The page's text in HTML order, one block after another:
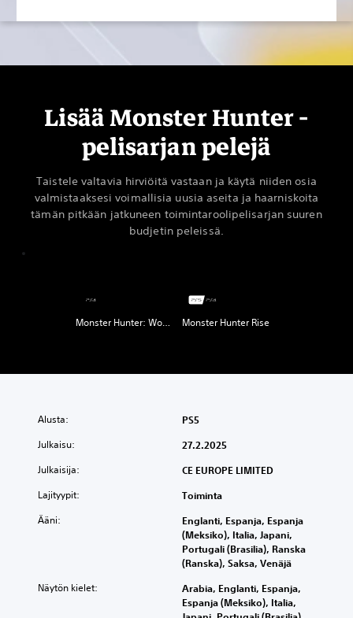
Lisää Monster Hunter -
pelisarjan pelejä
Taistele valtavia hirviöitä vastaan ja käytä niiden osia
valmistaaksesi voimallisia uusia aseita ja haarniskoita
tämän pitkään jatkuneen toimintaroolipelisarjan suuren
budjetin peleissä.
Monster Hunter: World Monster Hunter Rise
Alusta: PS5
Julkaisu: 27.2.2025
Julkaisija: CE EUROPE LIMITED
Lajityypit: Toiminta
Ääni:
Englanti, Espanja, Espanja
(Meksiko), Italia, Japani,
Portugali (Brasilia), Ranska
(Ranska), Saksa, Venäjä
Näytön kielet:
Arabia, Englanti, Espanja,
Espanja (Meksiko), Italia,